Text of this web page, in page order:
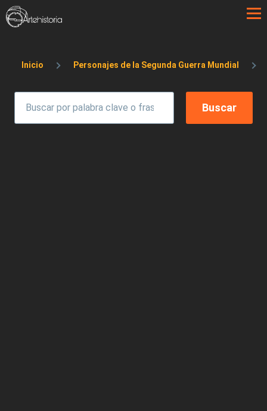
Pasar al contenido principal
Sobrescribir enlaces de ayuda a la
Inicio Personajes de la Segunda Guerra Mundial